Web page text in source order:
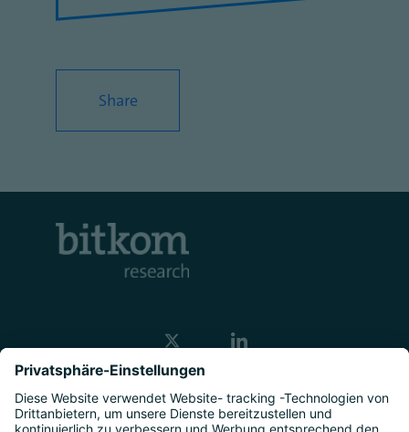
Share
Kontakt